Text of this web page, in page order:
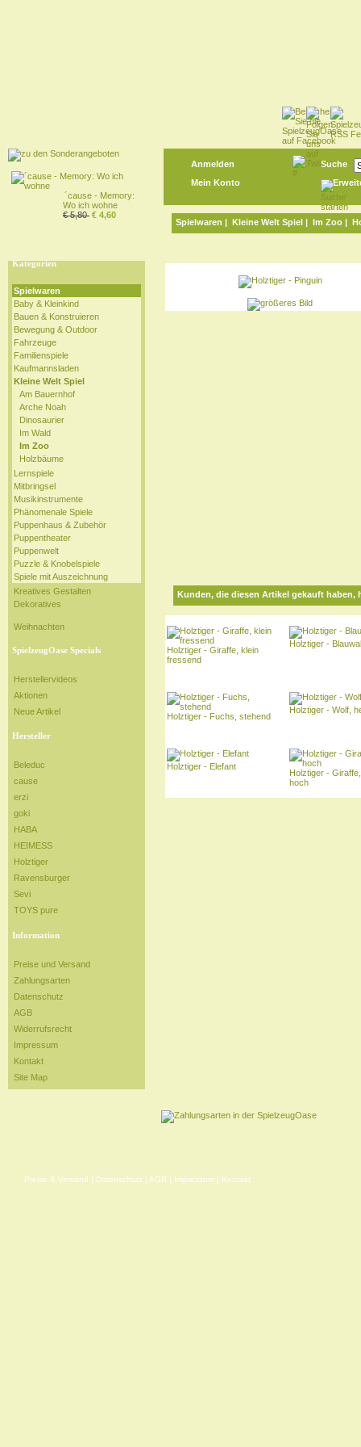
´cause - Memory:
Wo ich wohne
€ 5,80 € 4,60
Anmelden
Mein Konto
Suche
Spielwaren | Kleine Welt Spiel | Im Zoo |
Kategorien
Spielwaren
Baby & Kleinkind
Bauen & Konstruieren
Bewegung & Outdoor
Fahrzeuge
Familienspiele
Kaufmannsladen
Kleine Welt Spiel
Am Bauernhof
Arche Noah
Dinosaurier
Im Wald
Im Zoo
Holzbäume
Lernspiele
Mitbringsel
Musikinstrumente
Phänomenale Spiele
Puppenhaus & Zubehör
Puppentheater
Puppenwelt
Puzzle & Knobelspiele
Spiele mit Auszeichnung
Kreatives Gestalten
Dekoratives
Weihnachten
SpielzeugOase Specials
Herstellervideos
Aktionen
Neue Artikel
Hersteller
Beleduc
cause
erzi
goki
HABA
HEIMESS
Holztiger
Ravensburger
Sevi
TOYS pure
Information
Preise und Versand
Zahlungsarten
Datenschutz
AGB
Widerrufsrecht
Impressum
Kontakt
Site Map
Kunden, die diesen Artikel gekauft
Holztiger - Giraffe, klein
fressend
Holztiger - Blauwal
Holztiger - Fuchs, stehend
Holztiger - Wolf,
Holztiger - Elefant
Holztiger -
hoch
Preise & Versand | Datenschutz | AGB | Impressum | Kontakt